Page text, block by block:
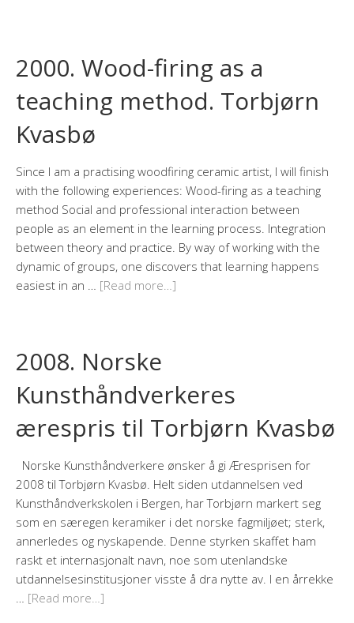
2000. Wood-firing as a
teaching method. Torbjørn
Kvasbø
Since I am a practising woodfiring ceramic artist, I will finish
with the following experiences: Wood-firing as a teaching
method Social and professional interaction between
people as an element in the learning process. Integration
between theory and practice. By way of working with the
dynamic of groups, one discovers that learning happens
easiest in an … [Read more…]
2008. Norske
Kunsthåndverkeres
ærespris til Torbjørn Kvasbø
Norske Kunsthåndverkere ønsker å gi Æresprisen for
2008 til Torbjørn Kvasbø. Helt siden utdannelsen ved
Kunsthåndverkskolen i Bergen, har Torbjørn markert seg
som en særegen keramiker i det norske fagmiljøet; sterk,
annerledes og nyskapende. Denne styrken skaffet ham
raskt et internasjonalt navn, noe som utenlandske
utdannelsesinstitusjoner visste å dra nytte av. I en årrekke
[Read more…]